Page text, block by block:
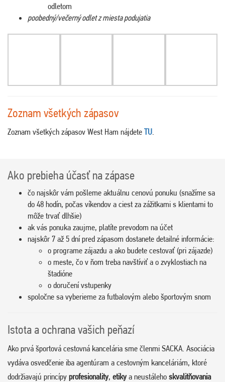
odletom
poobedný/večerný odlet z miesta podujatia
Zoznam všetkých zápasov
Zoznam všetkých zápasov West Ham nájdete TU.
Ako prebieha účasť na zápase
čo najskôr vám pošleme aktuálnu cenovú ponuku (snažíme sa
do 48 hodín, počas víkendov a ciest za zážitkami s klientami to
môže trvať dlhšie)
ak vás ponuka zaujme, platíte prevodom na účet
najskôr 7 až 5 dní pred zápasom dostanete detailné informácie:
o programe zájazdu a ako budete cestovať (pri zájazde)
o meste, čo v ňom treba navštíviť a o zvyklostiach na
štadióne
o doručení vstupenky
spoločne sa vyberieme za futbalovým alebo športovým snom
Istota a ochrana vašich peňazí
Ako prvá športová cestovná kancelária sme členmi SACKA. Asociácia
vydáva osvedčenie iba agentúram a cestovným kanceláriám, ktoré
dodržiavajú princípy profesionality, etikya neustáleho skvalitňovania